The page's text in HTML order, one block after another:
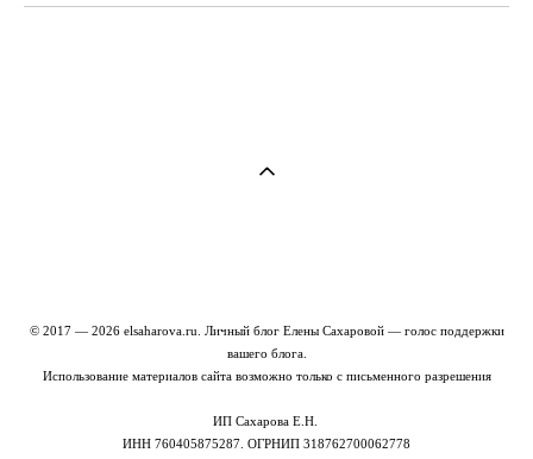
© 2017 — 2026 elsaharova.ru. Личный блог Елены Сахаровой — голос поддержки
вашего блога.
Использование материалов сайта возможно только с письменного разрешения
ИП Сахарова Е.Н.
ИНН 760405875287. ОГРНИП 318762700062778